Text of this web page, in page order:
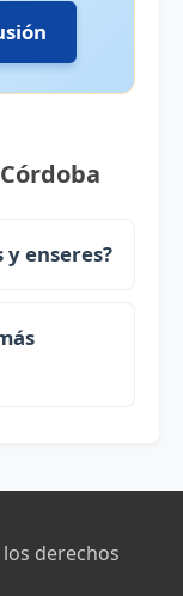
enseres?
derechos